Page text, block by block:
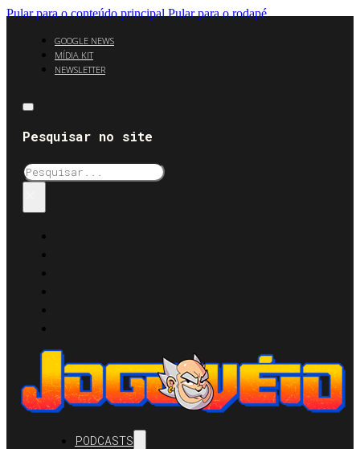
Pular para o conteúdo principal Pular para o rodapé
GOOGLE NEWS
MÍDIA KIT
NEWSLETTER
Pesquisar no site
Pesquisar
PODCASTS